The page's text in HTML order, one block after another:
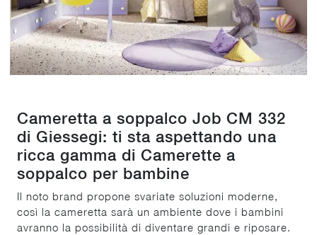
Cameretta a soppalco Job CM 332
di Giessegi: ti sta aspettando una
ricca gamma di Camerette a
soppalco per bambine
Il noto brand propone svariate soluzioni moderne,
così la cameretta sarà un ambiente dove i bambini
avranno la possibilità di diventare grandi e riposare.